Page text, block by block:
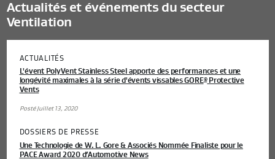
Actualités et événements du secteur
Ventilation
ACTUALITÉS
L'évent PolyVent Stainless Steel apporte des performances et une
longévité maximales à la série d'évents vissables GORE®Protective
Vents
Posté Juillet 13, 2020
DOSSIERS DE PRESSE
Une Technologie de W. L. Gore & Associés Nommée Finaliste pour le
PACE Award 2020 d’Automotive News